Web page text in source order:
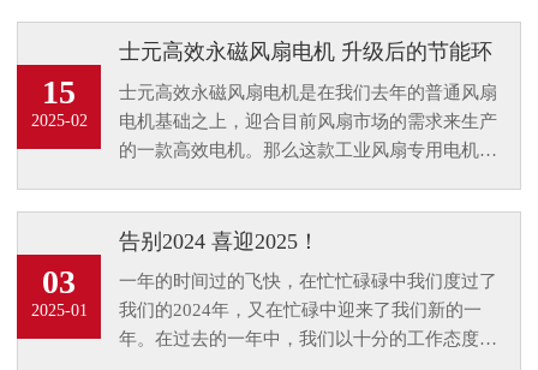
15
2025-02
士元高效永磁风扇电机 升级后的节能环
保电机
士元高效永磁风扇电机是在我们去年的普通风扇
电机基础之上，迎合目前风扇市场的需求来生产
的一款高效电机。那么这款工业风扇专用电机的
户带来了什么样的优点升级？
03
2025-01
告别2024 喜迎2025！
一年的时间过的飞快，在忙忙碌碌中我们度过了
我们的2024年，又在忙碌中迎来了我们新的一
年。在过去的一年中，我们以十分的工作态度来